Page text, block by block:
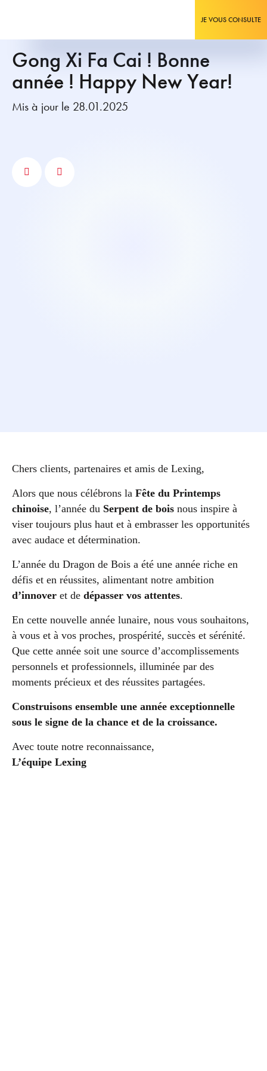
JE VOUS CONSULTE
Gong Xi Fa Cai ! Bonne
année ! Happy New Year!
Mis à jour le 28.01.2025
Chers clients, partenaires et amis de Lexing,
Alors que nous célébrons la Fête du Printemps
chinoise, l’année du Serpent de bois nous inspire à
viser toujours plus haut et à embrasser les opportunités
avec audace et détermination.
L’année du Dragon de Bois a été une année riche en
défis et en réussites, alimentant notre ambition
d’innover et de dépasser vos attentes.
En cette nouvelle année lunaire, nous vous souhaitons,
à vous et à vos proches, prospérité, succès et sérénité.
Que cette année soit une source d’accomplissements
personnels et professionnels, illuminée par des
moments précieux et des réussites partagées.
Construisons ensemble une année exceptionnelle
sous le signe de la chance et de la croissance.
Avec toute notre reconnaissance,
L’équipe Lexing